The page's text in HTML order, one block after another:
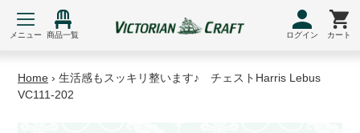
メニュー 商品一覧 ログイン カート
Home › 生活感もスッキリ整います♪ チェストHarris Lebus
VC111-202